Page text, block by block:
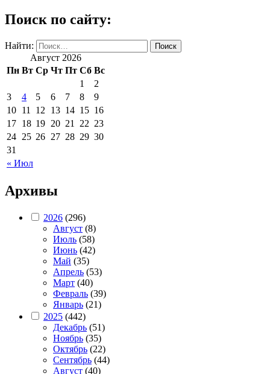
Поиск по сайту:
Найти:
Август 2026
Пн Вт Ср Чт Пт Сб Вс
« Июл
1
2
3
4 5 6 7 8
9
10 11 12 13 14 15 16
17 18 19 20 21 22 23
24 25 26 27 28 29 30
31
Архивы
2026 (296)
Август (8)
Июль (58)
Июнь (42)
Май (35)
Апрель (53)
Март (40)
Февраль (39)
Январь (21)
2025 (442)
Декабрь (51)
Ноябрь (35)
Октябрь (22)
Сентябрь (44)
Август (40)